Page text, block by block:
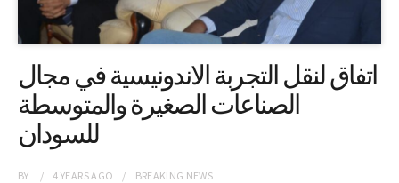
اتفاق لنقل التجربة الاندونيسية في مجال
الصناعات الصغيرة والمتوسطة
للسودان
BY 4 YEARSAGO BREAKING NEWS